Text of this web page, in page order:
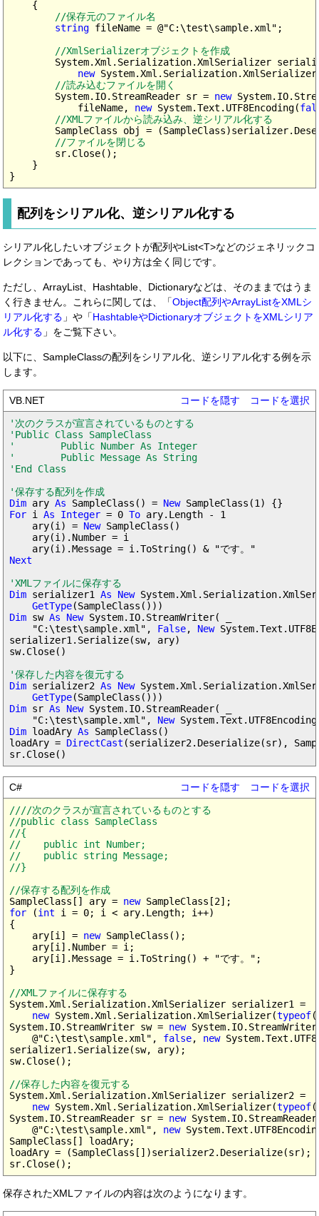
    {
//保存元のファイル名
string fileName = @"C:\test\sample.xml";
//XmlSerializerオブジェクトを作成
System.Xml.Serialization.XmlSerializer
new
//読み込むファイルを開く
        System.IO.StreamReader sr =
new
            fileName,
new System.Text.UTF8Encoding(
//XMLファイルから読み込み、逆シリアル化する
SampleClass obj =
//ファイルを閉じる
        sr.Close();
    }
配列をシリアル化、逆シリアル化する
シリアル化したいオブジェクトが配列やList<T>などのジェネリックコ
レクションであっても、やり方は全く同じです。
ただし、ArrayList、Hashtable、Dictionaryなどは、そのままではうま
く行きません。これらに関しては、「Object配列やArrayListをXMLシ
リアル化する 」や「HashtableやDictionaryオブジェクトをXMLシリア
ル化する 」をご覧下さい。
以下に、SampleClassの配列をシリアル化、逆シリアル化する例を示
します。
VB.NET コードを隠す
コードを選択
'次のクラスが宣言されているものとする
'Public Class SampleClass
'        Public Number As Integer
'        Public Message As String
'End Class
'保存する配列を作成
Dim ary As SampleClass() = New
For i As Integer = 0 To ary.Length - 1
    ary(i) =
New SampleClass()
    ary(i).Number = i
Next
'XMLファイルに保存する
Dim serializer1 As New
GetType
Dim sw As New System.IO.StreamWriter( _
    "C:\test\sample.xml",
False, New
serializer1.Serialize(sw, ary)
sw.Close()
'保存した内容を復元する
Dim serializer2 As New
GetType
Dim sr As New System.IO.StreamReader( _
    "C:\test\sample.xml",
New
Dim loadAry As SampleClass()
loadAry = DirectCast (serializer2.Deserialize(sr),
C# コードを隠す
コードを選択
////次のクラスが宣言されているものとする
//public class SampleClass
//{
//    public int Number;
//    public string Message;
//}
//保存する配列を作成
SampleClass[] ary = new
for (int i = 0; i < ary.Length; i++)
{
    ary[i] =
new SampleClass();
    ary[i].Number = i;
    ary[i].Message = i.ToString() + "です。";
}
//XMLファイルに保存する
System.Xml.Serialization.XmlSerializer serializer1 =
new System.Xml.Serialization.XmlSerializer(typeof
System.IO.StreamWriter sw = new
    @"C:\test\sample.xml",
false, new
serializer1.Serialize(sw, ary);
sw.Close();
//保存した内容を復元する
System.Xml.Serialization.XmlSerializer serializer2 =
new System.Xml.Serialization.XmlSerializer(typeof
System.IO.StreamReader sr = new
    @"C:\test\sample.xml",
new
SampleClass[] loadAry;
loadAry = (SampleClass[])serializer2.Deserialize(sr);
保存されたXMLファイルの内容は次のようになります。